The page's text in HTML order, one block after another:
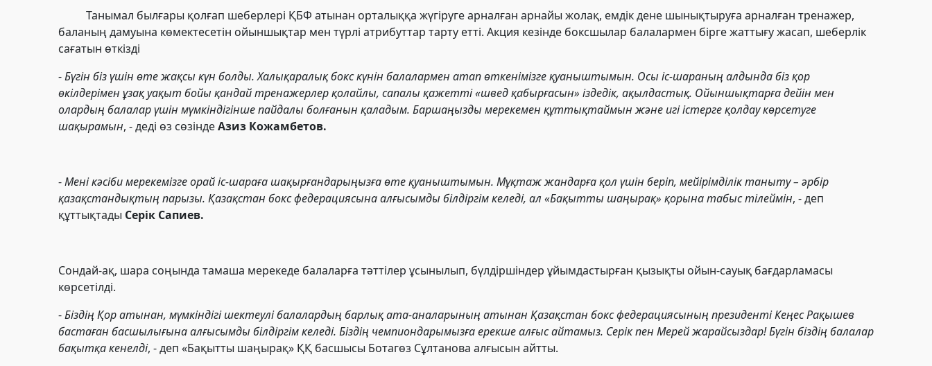
Танымал былғары қолғап шеберлері ҚБФ атынан орталыққа жүгіруге арналған арнайы жолақ, емдік дене шынықтыруға арналған тренажер,
баланың дамуына көмектесетін ойыншықтар мен түрлі атрибуттар тарту етті. Акция кезінде боксшылар балалармен бірге жаттығу жасап, шеберлік
сағатын өткізді
-Бүгін біз үшін өте жақсы күн болды. Халықаралық бокс күнін балалармен атап өткенімізге қуаныштымын. Осы іс-шараның алдында біз қор
өкілдерімен ұзақ уақыт бойы қандай тренажерлер қолайлы, сапалы қажетті «швед қабырғасын» іздедік, ақылдастық. Ойыншықтарға дейін мен
олардың балалар үшін мүмкіндігінше пайдалы болғанын қаладым. Баршаңызды мерекемен құттықтаймын және игі істерге қолдау көрсетуге
шақырамын, - деді өз сөзіндеАзиз Кожамбетов.
-Мені кәсіби мерекемізге орай іс-шараға шақырғандарыңызға өте қуаныштымын. Мұқтаж жандарға қол үшін беріп, мейірімділік таныту – әрбір
қазақстандықтың парызы. Қазақстан бокс федерациясына алғысымды білдіргім келеді, ал «Бақытты шаңырақ» қорына табыс тілеймін, - деп
құттықтады Серік Сапиев.
Сондай-ақ, шара соңында тамаша мерекеде балаларға тәттілер ұсынылып, бүлдіршіндер ұйымдастырған қызықты ойын-сауық бағдарламасы
көрсетілді.
-Біздің Қор атынан, мүмкіндігі шектеулі балалардың барлық ата-аналарының атынан Қазақстан бокс федерациясының президенті Кеңес Рақышев
бастаған басшылығына алғысымды білдіргім келеді. Біздің чемпиондарымызға ерекше алғыс айтамыз. Серік пен Мерей жарайсыздар! Бүгін біздің балалар
бақытқа кенелді, - деп «Бақытты шаңырақ» ҚҚ басшысы Ботагөз Сұлтанова алғысын айтты.